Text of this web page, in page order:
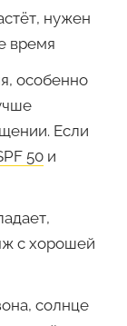
нужен
время
особенно
Если
50 и
с хорошей
солнце